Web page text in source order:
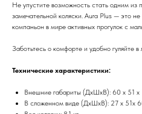
Не упустите возможность стать одним из
замечательной коляски. Aura Plus — это
компаньон в мире активных прогулок с
Заботьтесь о комфорте и удобно гуляйте
Технические характеристики:
Внешние габариты (ДхШхВ): 60 х 51 х
В сложенном виде (ДхШхВ): 27 х 51х